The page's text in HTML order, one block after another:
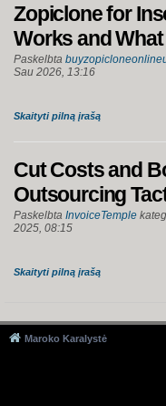
Zopiclone for
Works and
Paskelbta
Sau 2026, 13:16
Skaityti pilną įrašą
Cut Costs and
Outsourcing
Paskelbta InvoiceTemple
2025, 08:15
Skaityti pilną įrašą
Maroko Karalystė